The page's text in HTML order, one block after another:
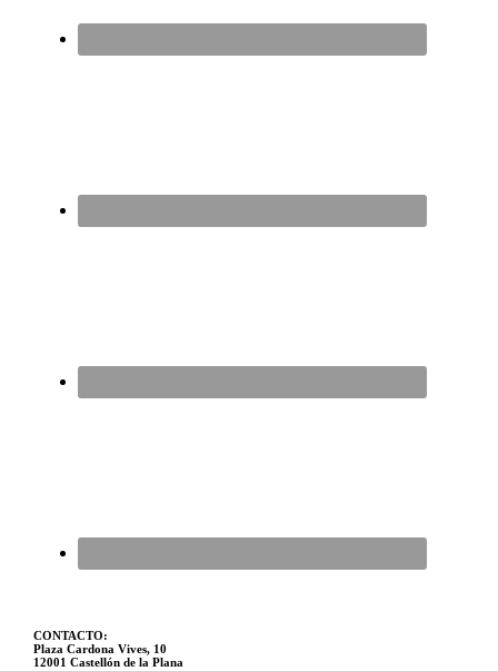
CONTACTO:
Plaza Cardona Vives, 10
12001 Castellón de la Plana